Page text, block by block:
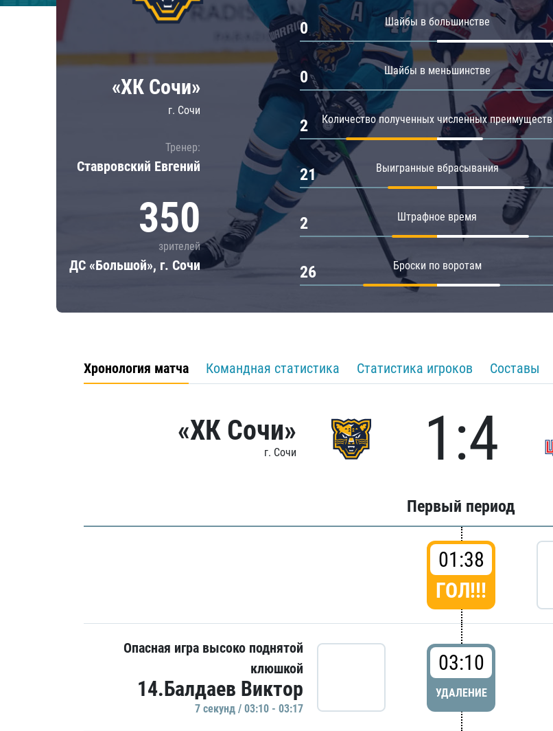
Локомотив
ЦСКА
Шанхайские Драконы
Амур
Барыс
Салават Юлаев
«ХК Сочи»
г. Сочи
Тренер:
Ставровский Евгений
350
зрителей
ДС «Большой», г. Сочи
Шайбы в большинстве
0
Шайбы в меньшинстве
0
Количество полученных численных преимуществ
2
Выигранные вбрасывания
21
Штрафное время
2
Броски по воротам
26
Хронология матча Командная статистика Статистика игроков Составы
«ХК Сочи»
г. Сочи 1:4
Первый период
01:38
ГОЛ!!!
Опасная игра высоко поднятой
клюшкой
14.Балдаев Виктор
7 секунд / 03:10 - 03:17
03:10
УДАЛЕНИЕ